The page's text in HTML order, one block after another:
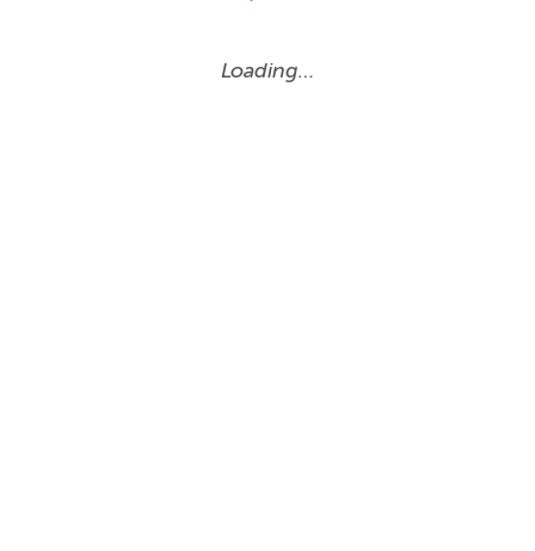
Loading…